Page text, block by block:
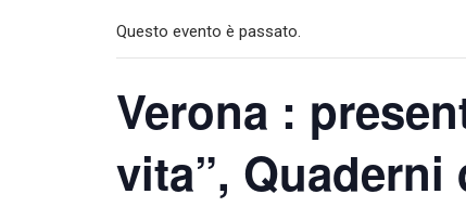
Questo evento è passato.
Verona :
vita”, Quaderni